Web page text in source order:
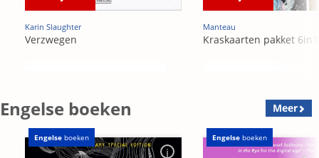
Karin Slaughter
Verzwegen
Manteau
Kraskaarten pakket 6in1
Engelse boeken Meer
Engelse boeken Engelse boeken